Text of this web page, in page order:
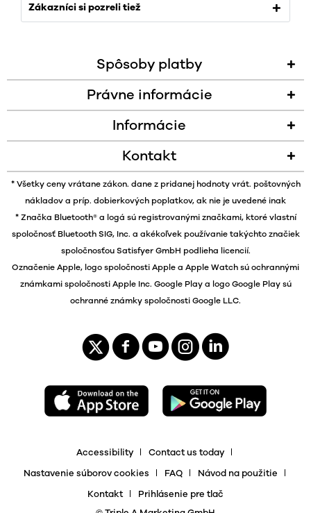
Zákazníci si pozreli tiež
Spôsoby platby
Právne informácie
Informácie
Kontakt
* Všetky ceny vrátane zákon. dane z pridanej hodnoty vrát. poštovných
nákladov a príp. dobierkových poplatkov, ak nie je uvedené inak
* Značka Bluetooth® a logá sú registrovanými značkami, ktoré vlastní
spoločnosť Bluetooth SIG, Inc. a akékoľvek používanie takýchto značiek
spoločnosťou Satisfyer GmbH podlieha licencií.
Označenie Apple, logo spoločnosti Apple a Apple Watch sú ochrannými
známkami spoločnosti Apple Inc. Google Play a logo Google Play sú
ochranné známky spoločnosti Google LLC.
Accessibility Contact us today
Nastavenie súborov cookies FAQ Návod na použitie
Kontakt Prihlásenie pre tlač